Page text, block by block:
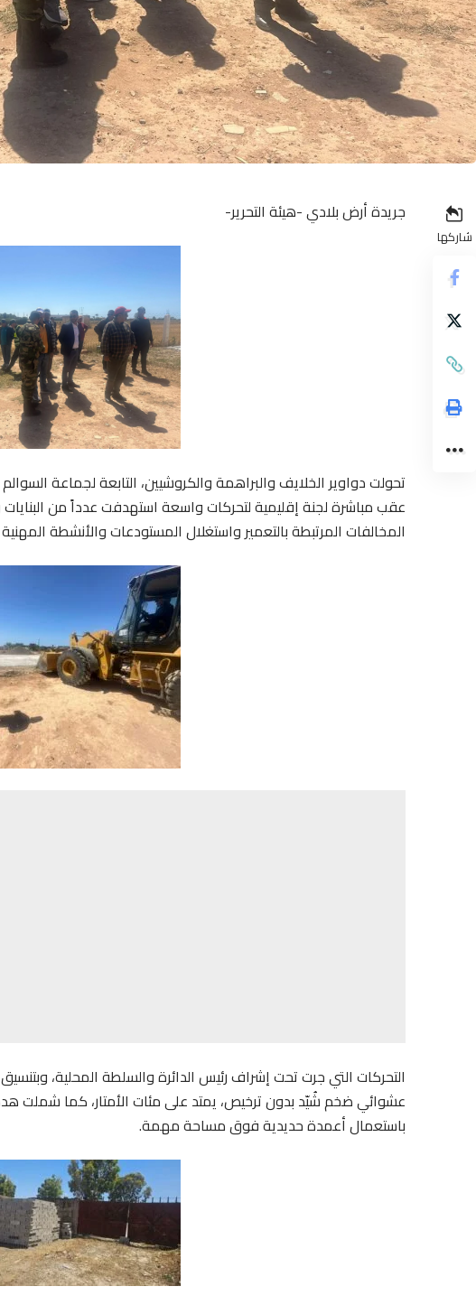
شاركها
جريدة أرض بلادي -هيئة التحرير-
تحولت دواوير الخلايف والبراهمة والكروشيين، التابعة لجماعة
عقب مباشرة لجنة إقليمية لتحركات واسعة استهدفت عدداً من البنايات
المخالفات المرتبطة بالتعمير واستغلال المستودعات والأنشطة
التحركات التي جرت تحت إشراف رئيس الدائرة والسلطة المحلية،
عشوائي ضخم شُيّد بدون ترخيص، يمتد على مئات الأمتار، كما شملت
باستعمال أعمدة حديدية فوق مساحة مهمة.